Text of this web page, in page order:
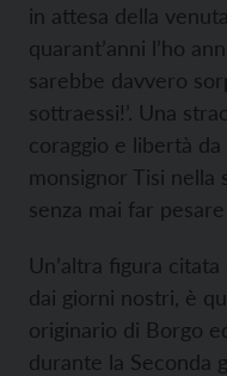
in attesa della
quarant’anni l’ho
sarebbe davvero
sottraessi!’. Una
coraggio e libertà
monsignor Tisi nella
senza mai far
Un’altra figura
dai giorni nostri, è
originario di Borgo
durante la Seconda